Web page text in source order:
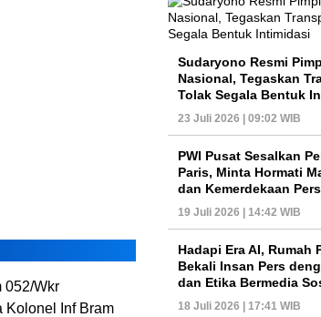
052/Wkr
Kolonel Inf Bram
Sudaryono Resmi
Nasional, Tegaskan
Tolak Segala Bentuk
23 Juli 2026 | 09:02 WIB
PWI Pusat Sesalkan
Paris, Minta Hormati
dan Kemerdekaan Pers
19 Juli 2026 | 14:42 WIB
Hadapi Era AI, Rumah
Bekali Insan Pers
dan Etika Bermedia
18 Juli 2026 | 17:41 WIB